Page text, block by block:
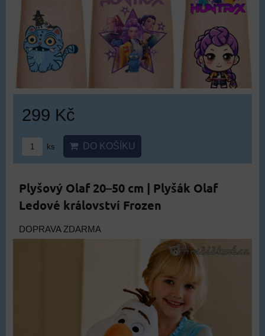
299 Kč
ks DO KOŠÍKU
Plyšový Olaf 20–50 cm | Plyšák Olaf
Ledové království Frozen
DOPRAVA ZDARMA